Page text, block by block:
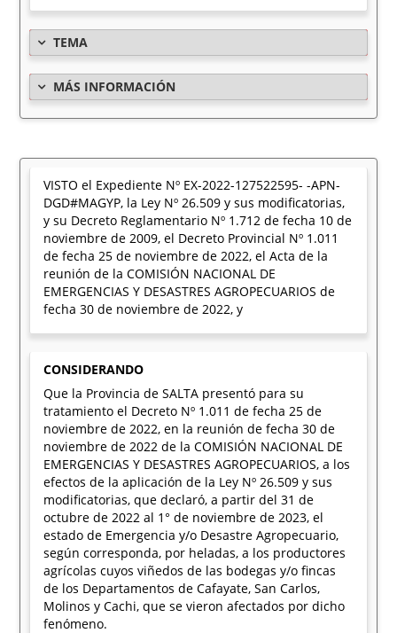
TEMA
MÁS INFORMACIÓN
VISTO el Expediente Nº EX-2022-127522595- -APN-
DGD#MAGYP, la Ley Nº 26.509 y sus modificatorias,
y su Decreto Reglamentario Nº 1.712 de fecha 10 de
noviembre de 2009, el Decreto Provincial Nº 1.011
de fecha 25 de noviembre de 2022, el Acta de la
reunión de la COMISIÓN NACIONAL DE
EMERGENCIAS Y DESASTRES AGROPECUARIOS de
fecha 30 de noviembre de 2022, y
CONSIDERANDO
Que la Provincia de SALTA presentó para su
tratamiento el Decreto Nº 1.011 de fecha 25 de
noviembre de 2022, en la reunión de fecha 30 de
noviembre de 2022 de la COMISIÓN NACIONAL DE
EMERGENCIAS Y DESASTRES AGROPECUARIOS, a los
efectos de la aplicación de la Ley Nº 26.509 y sus
modificatorias, que declaró, a partir del 31 de
octubre de 2022 al 1° de noviembre de 2023, el
estado de Emergencia y/o Desastre Agropecuario,
según corresponda, por heladas, a los productores
agrícolas cuyos viñedos de las bodegas y/o fincas
de los Departamentos de Cafayate, San Carlos,
Molinos y Cachi, que se vieron afectados por dicho
fenómeno.